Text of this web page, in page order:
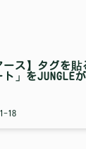
ース】タグを貼
ト」をJUNGLE
18